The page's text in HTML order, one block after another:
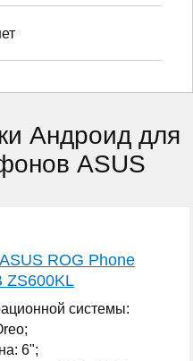
Андроид для
ASUS
ROG Phone
ZS600KL
системы:
6";